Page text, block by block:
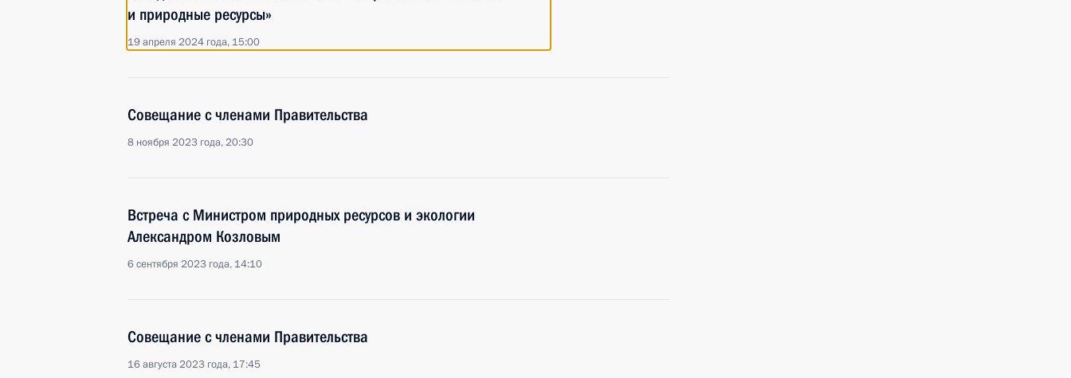
и природные ресурсы»
19 апреля 2024 года, 15:00
Совещание с членами Правительства
8 ноября 2023 года, 20:30
Встреча с Министром природных ресурсов и экологии
Александром Козловым
6 сентября 2023 года, 14:10
Совещание с членами Правительства
16 августа 2023 года, 17:45